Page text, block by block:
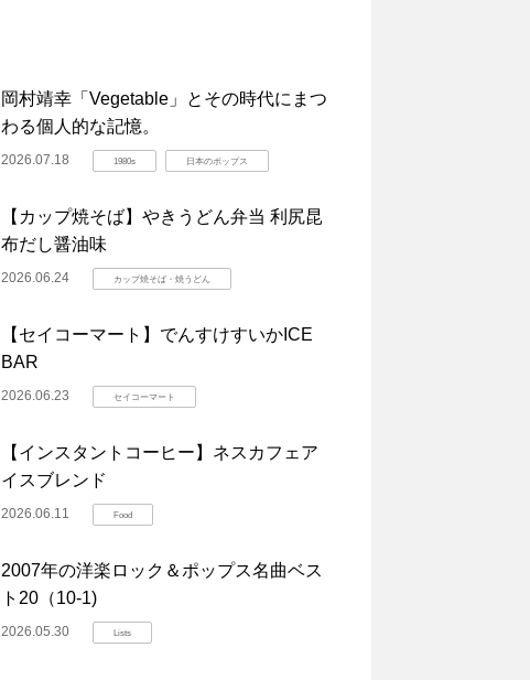
岡村靖幸「Vegetable」とその時代にまつ
わる個人的な記憶。
2026.07.18 1980s 日本のポップス
【カップ焼そば】やきうどん弁当 利尻昆
布だし醤油味
2026.06.24 カップ焼そば・焼うどん
【セイコーマート】でんすけすいかICE
BAR
2026.06.23 セイコーマート
【インスタントコーヒー】ネスカフェア
イスブレンド
2026.06.11 Food
2007年の洋楽ロック＆ポップス名曲ベス
ト20（10-1)
2026.05.30 Lists